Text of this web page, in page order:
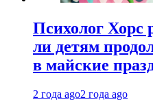
Психолог Хорс
ли детям
в майские
2 года ago2 года ago